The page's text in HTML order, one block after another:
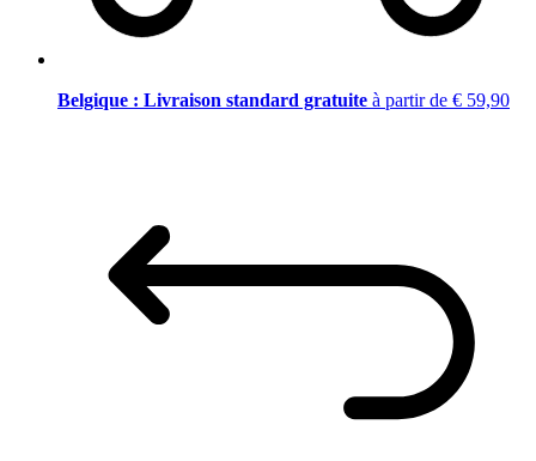
Belgique : Livraison standard gratuite à partir de € 59,90